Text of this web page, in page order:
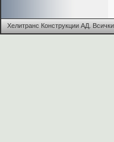
Хелитранс Конструкции АД.